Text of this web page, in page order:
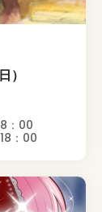
）
：00
：00